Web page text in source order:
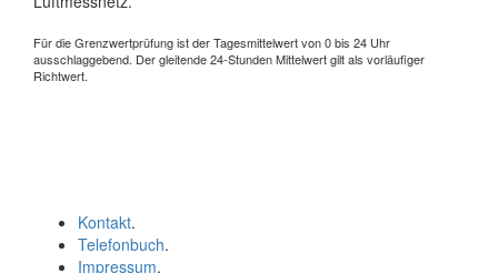
Für die Grenzwertprüfung ist der Tagesmittelwert von 0 bis 24 Uhr
ausschlaggebend. Der gleitende 24-Stunden Mittelwert gilt als vorläufiger
Richtwert.
Kontakt.
Telefonbuch.
Impressum.